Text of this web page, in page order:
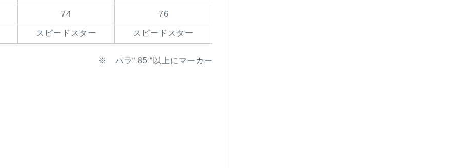
74 76
スピードスター スピードスター
※ パラ“ 85 “以上にマーカー